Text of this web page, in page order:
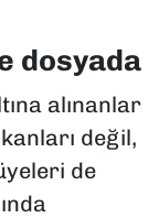
dosyada
alınanlar
değil,
de